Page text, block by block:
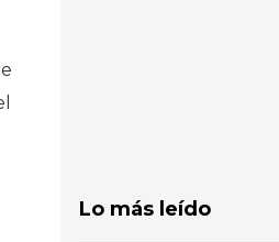
Lo más leído